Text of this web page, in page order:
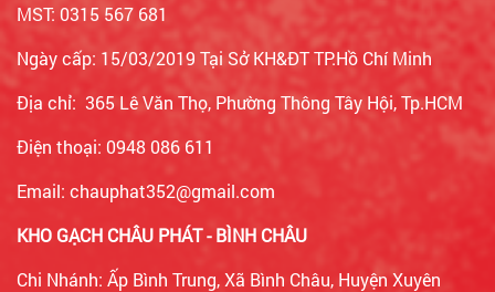
MST: 0315 567 681
Ngày cấp: 15/03/2019 Tại Sở KH&ĐT TP.Hồ Chí Minh
Địa chỉ: 365 Lê Văn Thọ, Phường Thông Tây Hội, Tp.HCM
Điện thoại: 0948 086 611
Email: chauphat352@gmail.com
KHO GẠCH CHÂU PHÁT - BÌNH CHÂU
Chi Nhánh: Ấp Bình Trung, Xã Bình Châu, Huyện Xuyên